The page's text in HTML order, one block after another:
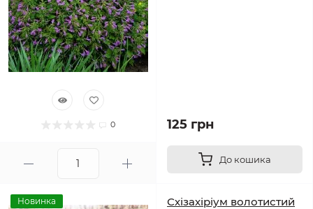
0 125 грн
До кошика
Новинка
Схізахіріум волотистий